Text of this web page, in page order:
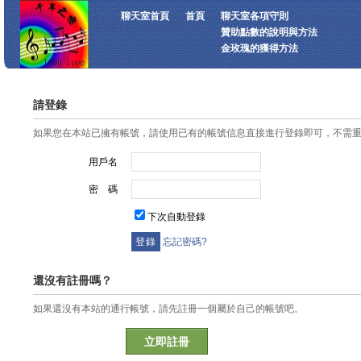
聊天室首頁 首頁
聊天室各項守則
贊助點數的說明與方法
金玫瑰的獲得方法
請登錄
如果您在本站已擁有帳號，請使用已有的帳號信息直接進行登錄即可，不需
用戶名
密 碼
下次自動登錄
忘記密碼?
還沒有註冊嗎？
如果還沒有本站的通行帳號，請先註冊一個屬於自己的帳號吧。
立即註冊